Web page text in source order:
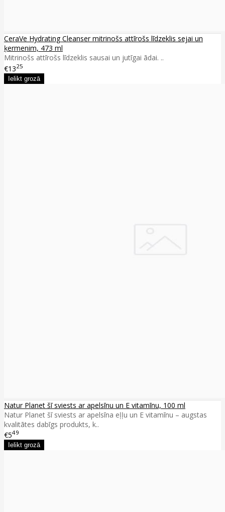
CeraVe Hydrating Cleanser mitrinošs attīrošs līdzeklis sejai un
ķermenim, 473 ml
Mitrinošs attīrošs līdzeklis sausai un jutīgai ādai. ..
€1325
Natur Planet šī sviests ar apelsīnu un E vitamīnu, 100 ml
Natur Planet šī sviests ar apelsīna eļļu un E vitamīnu – augstas
kvalitātes dabīgs produkts, k..
€549